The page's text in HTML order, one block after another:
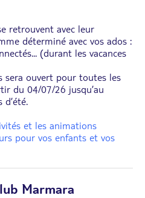
retrouvent avec leur
déterminé avec vos ados :
(durant les vacances
sera ouvert pour toutes les
du 04/07/26 jusqu’au
et les animations
pour vos enfants et vos
Marmara